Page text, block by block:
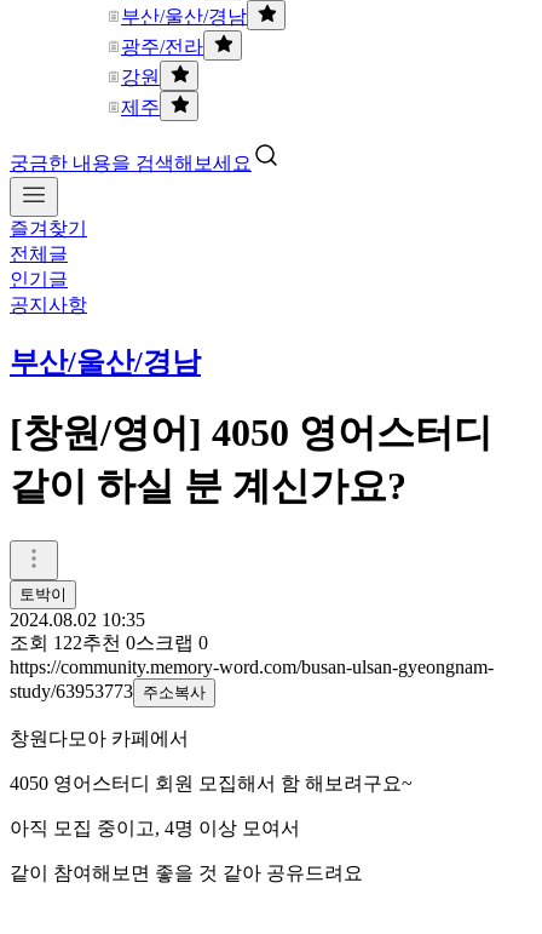
부산/울산/경남
광주/전라
강원
제주
궁금한 내용을 검색해보세요
즐겨찾기
전체글
인기글
공지사항
부산/울산/경남
[창원/영어] 4050 영어스터디
같이 하실 분 계신가요?
토박이
2024.08.02 10:35
조회 122추천 0스크랩 0
https://community.memory-word.com/busan-ulsan-gyeongnam-
study/63953773 주소복사
창원다모아 카페에서
4050 영어스터디 회원 모집해서 함 해보려구요~
아직 모집 중이고, 4명 이상 모여서
같이 참여해보면 좋을 것 같아 공유드려요